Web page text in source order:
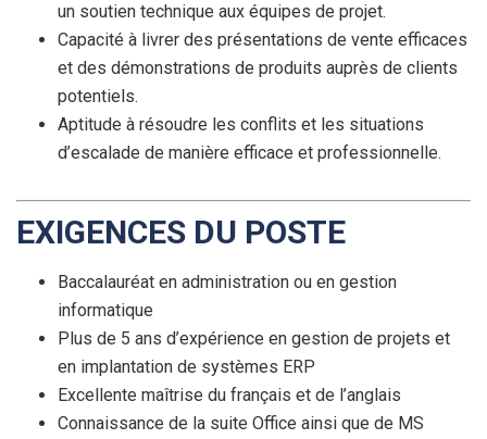
un soutien technique aux équipes de projet.
Capacité à livrer des présentations de vente efficaces
et des démonstrations de produits auprès de clients
potentiels.
Aptitude à résoudre les conflits et les situations
d’escalade de manière efficace et professionnelle.
EXIGENCES DU POSTE
Baccalauréat en administration ou en gestion
informatique
Plus de 5 ans d’expérience en gestion de projets et
en implantation de systèmes ERP
Excellente maîtrise du français et de l’anglais
Connaissance de la suite Office ainsi que de MS